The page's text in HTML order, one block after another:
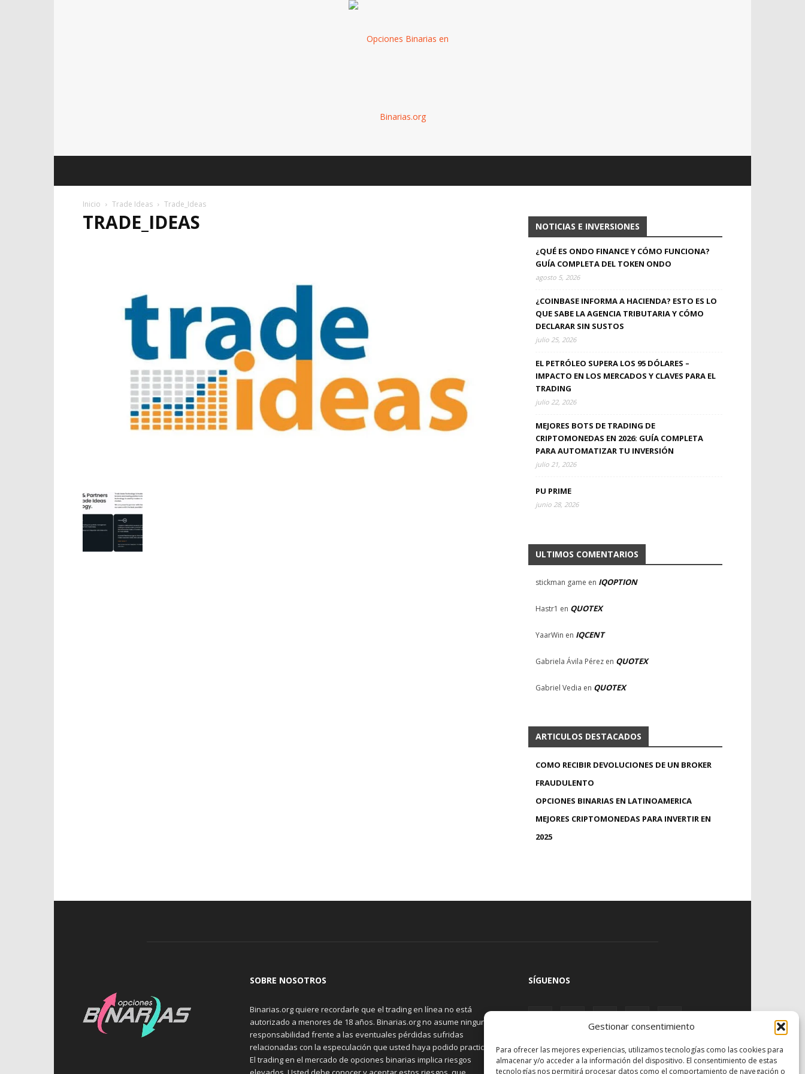
Gestionar consentimiento
Para ofrecer las mejores experiencias, utilizamos tecnologías como las cookies para
almacenar y/o acceder a la información del dispositivo. El consentimiento de estas
tecnologías nos permitirá procesar datos como el comportamiento de navegación o
Inicio Trade Ideas Trade_Ideas
TRADE_IDEAS NOTICIAS E INVERSIONES
¿QUÉ ES ONDO FINANCE Y CÓMO FUNCIONA?
GUÍA COMPLETA DEL TOKEN ONDO
agosto 5, 2026
¿COINBASE INFORMA A HACIENDA? ESTO ES LO
QUE SABE LA AGENCIA TRIBUTARIA Y CÓMO
DECLARAR SIN SUSTOS
julio 25, 2026
EL PETRÓLEO SUPERA LOS 95 DÓLARES –
IMPACTO EN LOS MERCADOS Y CLAVES PARA EL
TRADING
julio 22, 2026
MEJORES BOTS DE TRADING DE
CRIPTOMONEDAS EN 2026: GUÍA COMPLETA
PARA AUTOMATIZAR TU INVERSIÓN
julio 21, 2026
PU PRIME
junio 28, 2026
ULTIMOS COMENTARIOS
stickman game en IQOPTION
Hastr1 en QUOTEX
YaarWin en IQCENT
Gabriela Ávila Pérez en QUOTEX
Gabriel Vedia en QUOTEX
ARTICULOS DESTACADOS
COMO RECIBIR DEVOLUCIONES DE UN BROKER
FRAUDULENTO
OPCIONES BINARIAS EN LATINOAMERICA
MEJORES CRIPTOMONEDAS PARA INVERTIR EN
2025
SOBRE NOSOTROS
Binarias.org quiere recordarle que el trading en línea no está
autorizado a menores de 18 años. Binarias.org no asume ninguna
responsabilidad frente a las eventuales pérdidas sufridas
relacionadas con la especulación que usted haya podido practicar.
El trading en el mercado de opciones binarias implica riesgos
SÍGUENOS